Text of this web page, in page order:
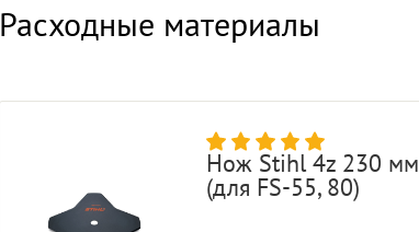
Расходные материалы
Нож Stihl 4z 230 мм
(для FS-55, 80)